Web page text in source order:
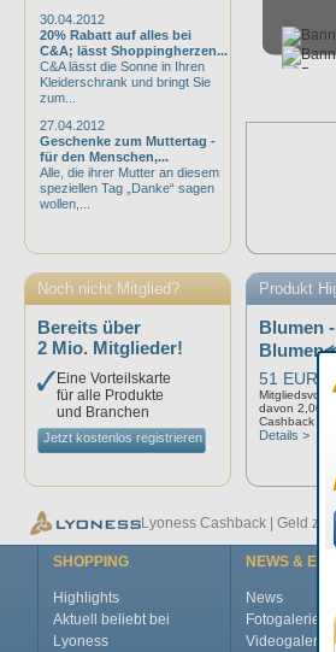
30.04.2012
20% Rabatt auf alles bei
C&A; lässt Shoppingherzen...
C&A lässt die Sonne in Ihren
Kleiderschrank und bringt Sie
zum...
27.04.2012
Geschenke zum Muttertag -
für den Menschen,...
Alle, die ihrer Mutter an diesem
speziellen Tag „Danke“ sagen
wollen,...
Noch nicht Mitglied?
Bereits über
2 Mio. Mitglieder!
Eine Vorteilskarte
für alle Produkte
und Branchen
Jetzt kostenlos registrieren
Produkt
Blumen -
51 EUR
davon 2,00%
Cashback
Details >
Lyoness Cashback | Geld
SHOPPING
Highlights
Aktuell beliebt bei
Lyoness
NEWS &
News
Fotogalerie
Videogalerie